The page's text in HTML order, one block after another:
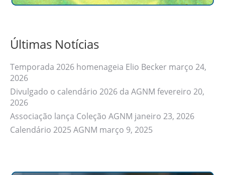
Últimas Notícias
Temporada 2026 homenageia Elio Becker março 24,
2026
Divulgado o calendário 2026 da AGNM fevereiro 20,
2026
Associação lança Coleção AGNM janeiro 23, 2026
Calendário 2025 AGNM março 9, 2025